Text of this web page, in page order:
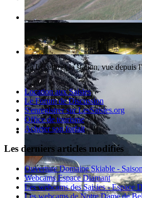
La Légette et la station, vue depuis
Location aux Saisies
Le Forum de Discussion
S'enregistrer sur LesSaisies.org
Office de tourisme
Acheter son forfait
Les derniers articles modifiés
Ouverture Domaine Skiable -
Webcams Espace Diamant
Les webcams des Saisies -
Les webcams de Notre Dame de